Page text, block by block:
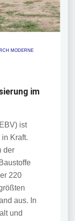
MODERNE
im
ist
Kraft.
der
220
aus. In
und